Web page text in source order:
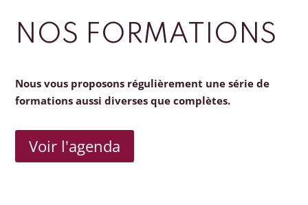
NOS FORMATIONS
Nous vous proposons régulièrement une série de
formations aussi diverses que complètes.
Voir l'agenda